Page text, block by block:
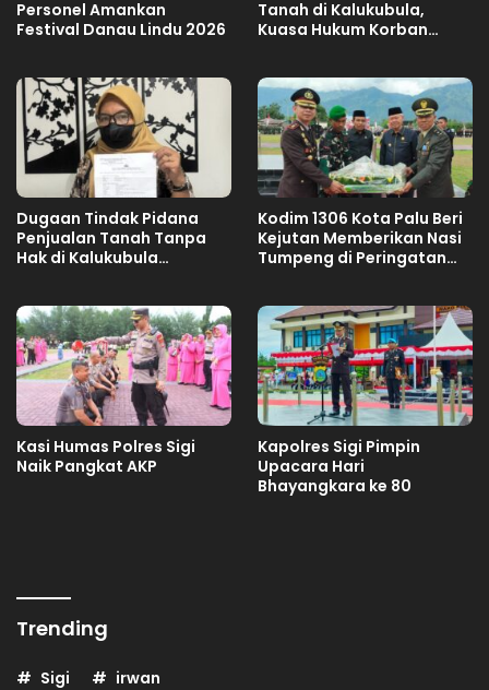
Personel Amankan
Festival Danau Lindu 2026
Tanah di Kalukubula,
Kuasa Hukum Korban
Dugaan Tindak Pidana
Penjualan Tanah Tanpa
Hak di Kalukubula
Kodim 1306 Kota Palu Beri
Kejutan Memberikan Nasi
Tumpeng di Peringatan
Kasi Humas Polres Sigi
Naik Pangkat AKP
Kapolres Sigi Pimpin
Upacara Hari
Bhayangkara ke 80
Trending
Sigi
irwan